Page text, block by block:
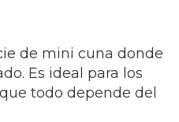
de mini cuna donde
Es ideal para los
todo depende del